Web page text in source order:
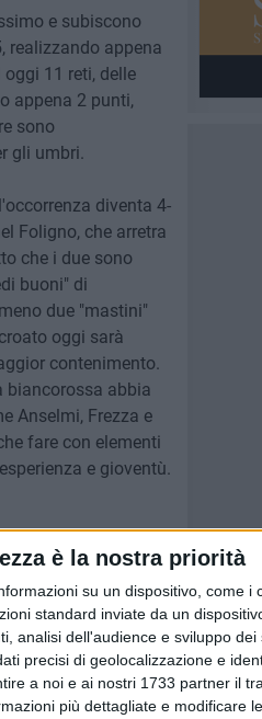
è la nostra priorità
su un dispositivo, come i
standard inviate da un
analisi dell'audience e sviluppo dei
precisi di geolocalizzazione e
a noi e ai nostri 1733 partner il
più dettagliate e modificare
e subiscono
realizzando appena
11 reti, delle
appena 2 punti,
sono
gli umbri.
diventa 4-
Foligno, che arretra
che i due sono
buoni" di
due "mastini"
oggi sarà
contenimento.
biancorossa abbia
Anselmi, Frezza e
fare con elementi
e gioventù.
Coresi,
Menchinella,
D'Allocco;
Masiero